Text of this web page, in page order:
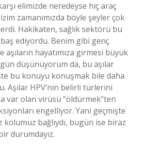
elimizde neredeyse hiç araç
zamanımızda böyle şeyler çok
Hakikaten, sağlık sektörü bu
ediyordu. Benim gibi genç
hayatımıza girmesi büyük
düşünüyorum da, bu aşılar
bu konuyu konuşmak bile daha
Aşılar HPV’nin belirli türlerini
var olan virüsü “öldürmek”ten
engelliyor. Yani geçmişte
bağlıydı, bugün ise biraz
durumdayız.